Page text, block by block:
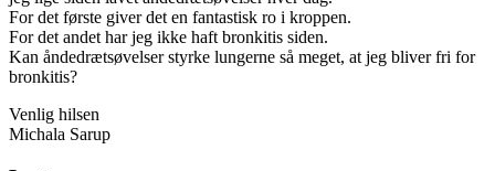
For det første giver det en fantastisk ro i kroppen.
For det andet har jeg ikke haft bronkitis siden.
Kan åndedrætsøvelser styrke lungerne så meget, at jeg bliver fri for
bronkitis?
Venlig hilsen
Michala Sarup